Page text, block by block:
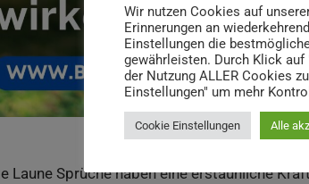
Laune Sprüche haben eine erstaunliche
Wir nutzen Cookies auf
Erinnerungen an
Einstellungen die
gewährleisten. Durch Klick
der Nutzung ALLER Cookies
Einstellungen" um mehr
Cookie Einstellungen Alle